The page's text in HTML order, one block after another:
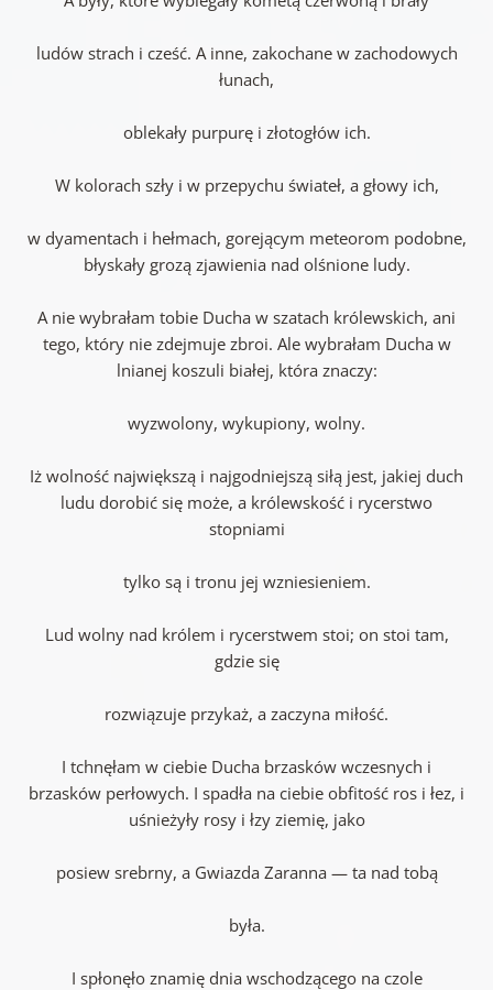
ludów strach i cześć. A inne, zakochane w zachodowych
łunach,
oblekały purpurę i złotogłów ich.
W kolorach szły i w przepychu świateł, a głowy ich,
w dyamentach i hełmach, gorejącym meteorom podobne,
błyskały grozą zjawienia nad olśnione ludy.
A nie wybrałam tobie Ducha w szatach królewskich, ani
tego, który nie zdejmuje zbroi. Ale wybrałam Ducha w
lnianej koszuli białej, która znaczy:
wyzwolony, wykupiony, wolny.
Iż wolność największą i najgodniejszą siłą jest, jakiej duch
ludu dorobić się może, a królewskość i rycerstwo
stopniami
tylko są i tronu jej wzniesieniem.
Lud wolny nad królem i rycerstwem stoi; on stoi tam,
gdzie się
rozwiązuje przykaż, a zaczyna miłość.
I tchnęłam w ciebie Ducha brzasków wczesnych i
brzasków perłowych. I spadła na ciebie obfitość ros i łez, i
uśnieżyły rosy i łzy ziemię, jako
posiew srebrny, a Gwiazda Zaranna — ta nad tobą
była.
I spłonęło znamię dnia wschodzącego na czole